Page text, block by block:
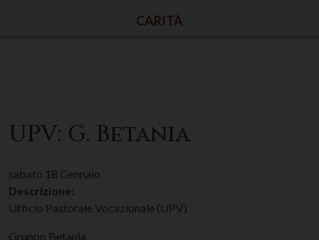
CARITÀ
UPV: G. Betania
sabato 18 Gennaio
Descrizione:
Ufficio Pastorale Vocazionale (UPV)
Gruppo Betania